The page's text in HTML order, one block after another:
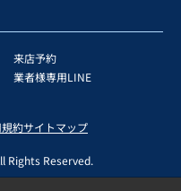
来店予約
業者様専用LINE
約サイトマップ
Rights Reserved.